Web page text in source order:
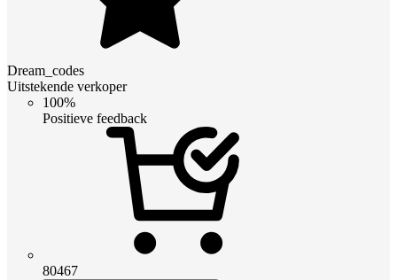
Dream_codes
Uitstekende verkoper
100%
Positieve feedback
80467